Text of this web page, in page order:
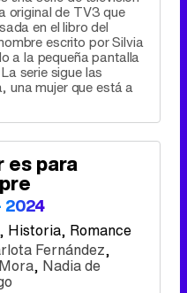
original de TV3 que
en el libro del
escrito por Silvia
a la pequeña pantalla
serie sigue las
una mujer que está a
es para
2024
, Historia, Romance
Fernández,
, Nadia de